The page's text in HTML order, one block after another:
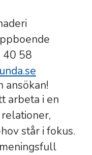
58
ansökan!
arbeta i en
står i fokus.